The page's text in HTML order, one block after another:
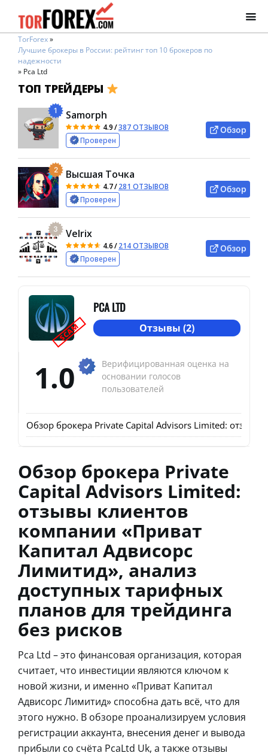
TorForex»
Лучшие брокеры в России: рейтинг топ 10 брокеров по
надежности
» Pca Ltd
ТОП ТРЕЙДЕРЫ
1 Samorph
4.9/387 ОТЗЫВОВ
Проверен
Обзор
2 Высшая Точка
4.7/281 ОТЗЫВОВ
Проверен
Обзор
3 Velrix
4.6/214 ОТЗЫВОВ
Проверен
Обзор
SCAM
PCA LTD
Отзывы (2)
1.0
Верифицированная оценка на
основании голосов
пользователей
Обзор брокера Private Capital Advisors Limited:
Обзор брокера Private
Capital Advisors Limited:
отзывы клиентов
компании «Приват
Капитал Адвисорс
Лимитид», анализ
доступных тарифных
планов для трейдинга
без рисков
Pca Ltd – это финансовая организация, которая
считает, что инвестиции являются ключом к
новой жизни, и именно «Приват Капитал
Адвисорс Лимитид» способна дать всё, что для
этого нужно. В обзоре проанализируем условия
регистрации аккаунта, внесения денег и вывода
прибыли со счёта PcaLtd Uk, а также отзывы